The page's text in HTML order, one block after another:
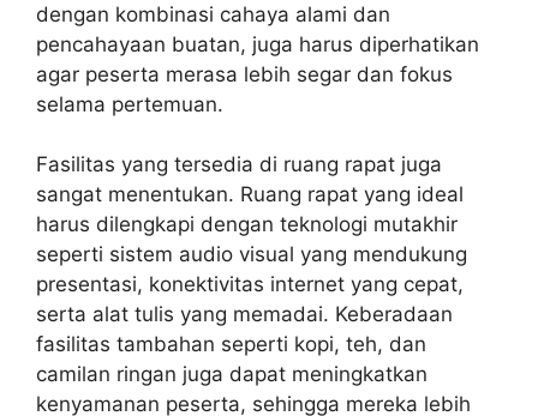
dengan kombinasi cahaya alami dan
pencahayaan buatan, juga harus diperhatikan
agar peserta merasa lebih segar dan fokus
selama pertemuan.
Fasilitas yang tersedia di ruang rapat juga
sangat menentukan. Ruang rapat yang ideal
harus dilengkapi dengan teknologi mutakhir
seperti sistem audio visual yang mendukung
presentasi, konektivitas internet yang cepat,
serta alat tulis yang memadai. Keberadaan
fasilitas tambahan seperti kopi, teh, dan
camilan ringan juga dapat meningkatkan
kenyamanan peserta, sehingga mereka lebih